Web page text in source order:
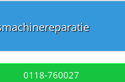
0118-760027